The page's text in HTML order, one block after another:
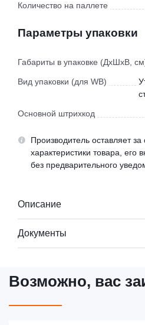
Количество на паллете
Параметры упаковки
Габариты в упаковке (ДхШхВ,
Вид упаковки (для WB)
Основной штрихкод
Производитель оставляет
характеристики товара, его
без предварительного
Описание
Документы
Возможно, вас